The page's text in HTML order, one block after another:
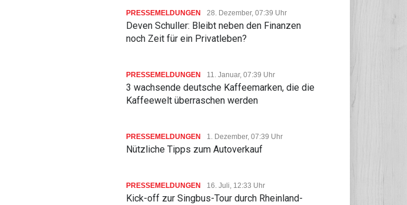
PRESSEMELDUNGEN 28. Dezember, 07:39 Uhr
Deven Schuller: Bleibt neben den Finanzen
noch Zeit für ein Privatleben?
PRESSEMELDUNGEN 11. Januar, 07:39 Uhr
3 wachsende deutsche Kaffeemarken, die die
Kaffeewelt überraschen werden
PRESSEMELDUNGEN 1. Dezember, 07:39 Uhr
Nützliche Tipps zum Autoverkauf
PRESSEMELDUNGEN 16. Juli, 12:33 Uhr
Kick-off zur Singbus-Tour durch Rheinland-